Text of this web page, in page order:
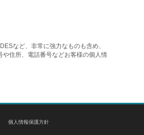
など、非常に強力なものも含め、
住所、電話番号などお客様の個人情
個人情報保護方針